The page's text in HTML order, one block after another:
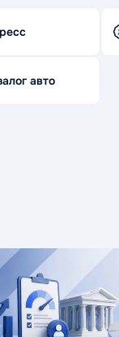
авто